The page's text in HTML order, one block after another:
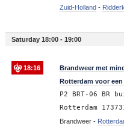
Zuid-Holland-
Saturday 18:00 - 19:00
18:16
Brandweer met
Rotterdam voor
P2 BRT-06 BR
Rotterdam
Brandweer -